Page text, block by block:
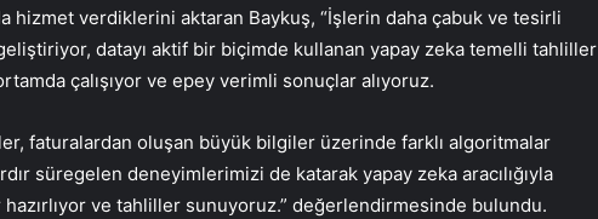
hizmet verdiklerini aktaran Baykuş, “İşlerin daha çabuk ve tesirli
datayı aktif bir biçimde kullanan yapay zeka temelli tahliller
çalışıyor ve epey verimli sonuçlar alıyoruz.
faturalardan oluşan büyük bilgiler üzerinde farklı algoritmalar
süregelen deneyimlerimizi de katarak yapay zeka aracılığıyla
ve tahliller sunuyoruz.” değerlendirmesinde bulundu.